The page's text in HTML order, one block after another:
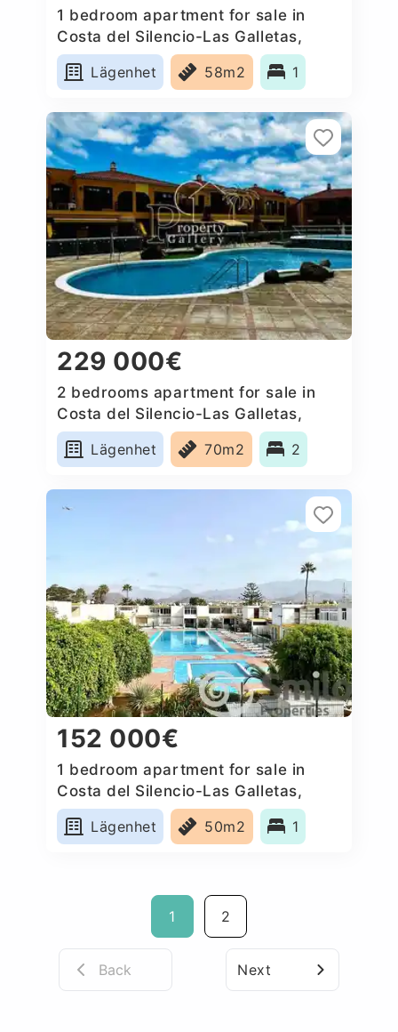
1 bedroom apartment for sale in
Costa del Silencio-Las Galletas,
Spain
Lägenhet
58m2 1
229 000€
2 bedrooms apartment for sale in
Costa del Silencio-Las Galletas,
Spain
Lägenhet
70m2 2
152 000€
1 bedroom apartment for sale in
Costa del Silencio-Las Galletas,
Spain
Lägenhet
50m2 1
1 2
Back Next